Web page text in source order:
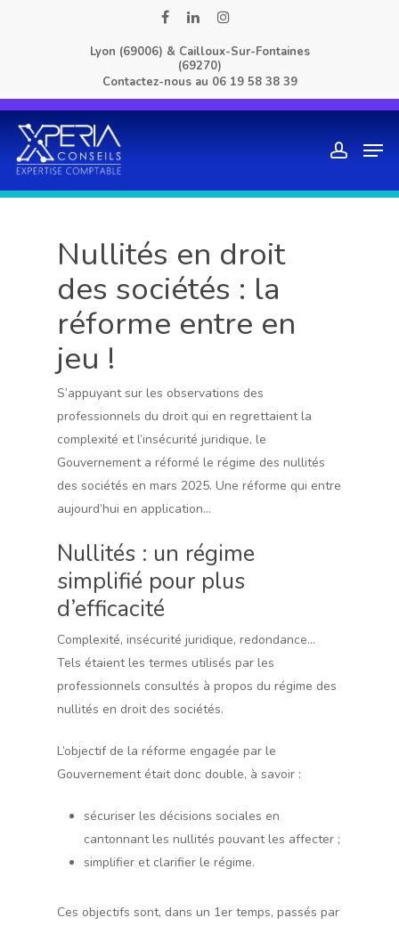
facebooklinkedininstagram
Lyon (69006) & Cailloux-Sur-Fontaines
(69270)
Contactez-nous au 06 19 58 38 39
Nullités en droit
des sociétés : la
réforme entre en
jeu !
S’appuyant sur les observations des
professionnels du droit qui en regrettaient la
complexité et l’insécurité juridique, le
Gouvernement a réformé le régime des nullités
des sociétés en mars 2025. Une réforme qui entre
aujourd’hui en application…
Nullités : un régime
simplifié pour plus
d’efficacité
Complexité, insécurité juridique, redondance…
Tels étaient les termes utilisés par les
professionnels consultés à propos du régime des
nullités en droit des sociétés.
L’objectif de la réforme engagée par le
Gouvernement était donc double, à savoir :
sécuriser les décisions sociales en
cantonnant les nullités pouvant les affecter ;
simplifier et clarifier le régime.
Ces objectifs sont, dans un 1er temps, passés par